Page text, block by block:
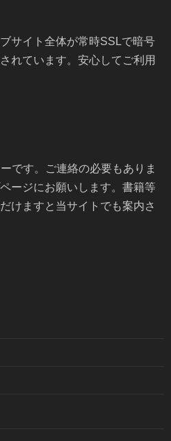
サイト全体が常時SSLで暗号
れています。安心してご利用
です。ご連絡の必要もありま
ージにお願いします。書籍等
けますと当サイトでも案内さ